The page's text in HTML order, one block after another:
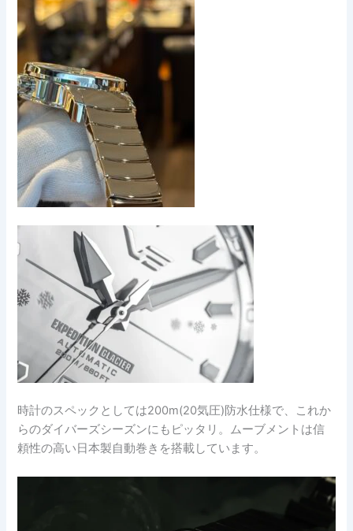
時計のスペックとしては200m(20気圧)防水仕様で、これか
らのダイバーズシーズンにもピッタリ。ムーブメントは信
頼性の高い日本製自動巻きを搭載しています。